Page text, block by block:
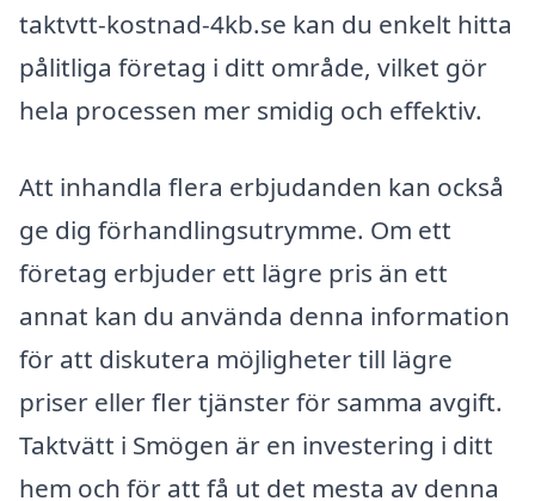
taktvtt-kostnad-4kb.se kan du enkelt hitta
pålitliga företag i ditt område, vilket gör
hela processen mer smidig och effektiv.
Att inhandla flera erbjudanden kan också
ge dig förhandlingsutrymme. Om ett
företag erbjuder ett lägre pris än ett
annat kan du använda denna information
för att diskutera möjligheter till lägre
priser eller fler tjänster för samma avgift.
Taktvätt i Smögen är en investering i ditt
hem och för att få ut det mesta av denna